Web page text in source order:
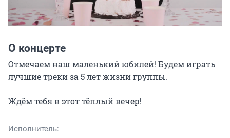
О концерте
Отмечаем наш маленький юбилей! Будем играть
лучшие треки за 5 лет жизни группы.
Ждём тебя в этот тёплый вечер!
Исполнитель: